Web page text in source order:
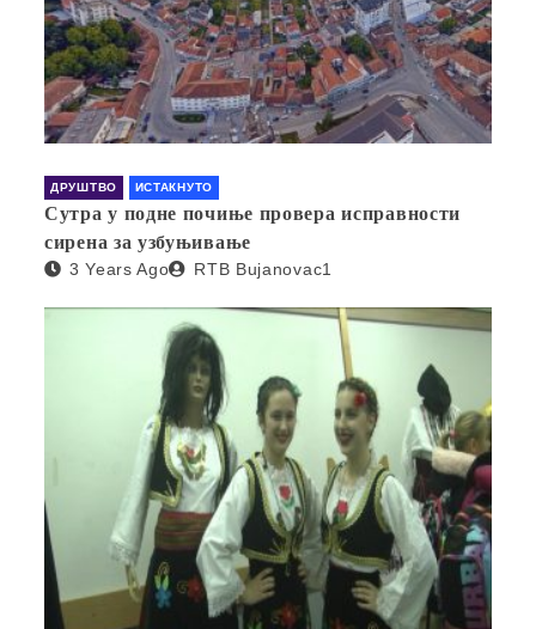
ДРУШТВО ИСТАКНУТО
Сутра у подне почиње провера исправности
сирена за узбуњивање
3 Years Ago RTB Bujanovac1